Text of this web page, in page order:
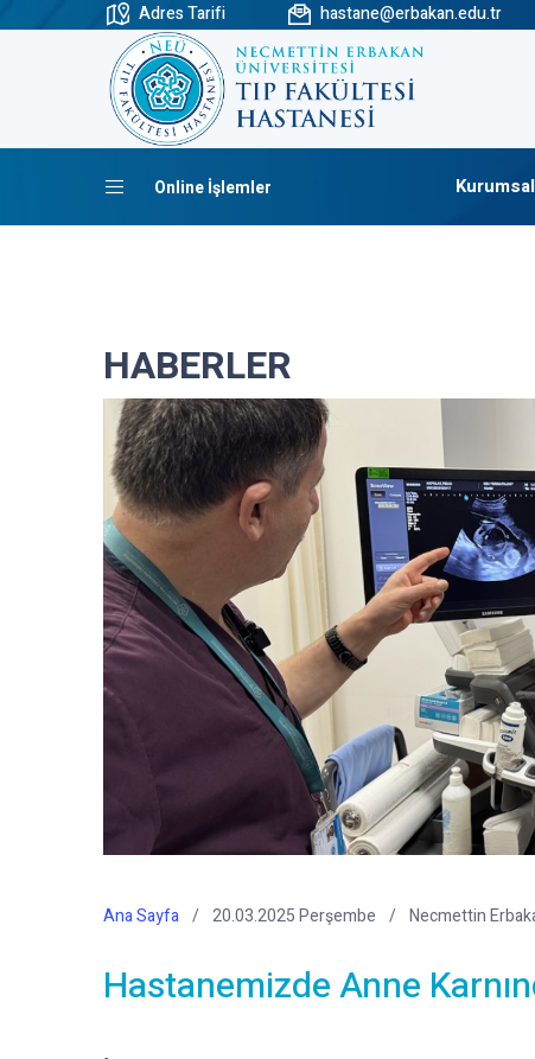
Adres Tarifi hastane@erbakan.edu.tr
Online İşlemler Kurumsal
HABERLER
Ana Sayfa 20.03.2025 Perşembe Necmettin
Hastanemizde Anne